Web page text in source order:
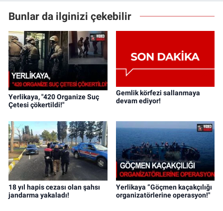
Bunlar da ilginizi çekebilir
Yerlikaya, "420 Organize Suç
Çetesi çökertildi!"
Gemlik körfezi sallanmaya
devam ediyor!
18 yıl hapis cezası olan şahsı
jandarma yakaladı!
Yerlikaya “Göçmen kaçakçılığı
organizatörlerine operasyon!"